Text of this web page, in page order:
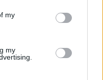
my
my